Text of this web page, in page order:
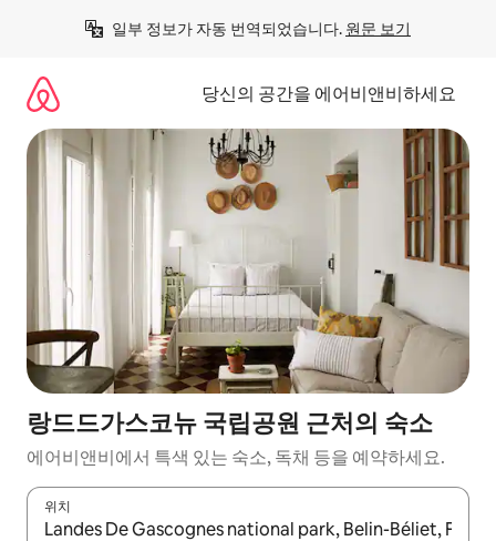
일부 정보가 자동 번역되었습니다. 원문 보기
당신의 공간을 에어비앤비하세요
랑드드가스코뉴 국립공원 근처의 숙소
에어비앤비에서 특색 있는 숙소, 독채 등을 예약하세요.
위치
결과가 나오면 위·아래 화살표 키를 사용하거나 터치 또는 스와이